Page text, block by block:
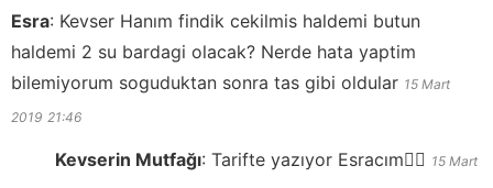
Esra: Kevser Hanım findik cekilmis haldemi butun
haldemi 2 su bardagi olacak? Nerde hata yaptim
bilemiyorum soguduktan sonra tas gibi oldular 15 Mart
2019 21:46
Kevserin Mutfağı: Tarifte yazıyor Esracım👍🏻 15 Mart